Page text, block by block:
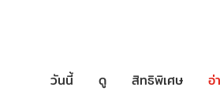
วันนี้ ดู สิทธิพิเศษ อ่